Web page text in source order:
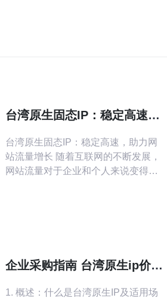
台湾原生固态IP：稳定高速，
台湾原生固态IP：稳定高速，助力网
站流量增长 随着互联网的不断发展，
网站流量对于企业和个人来说变得越
助力网站流量增长。 台湾原生固态IP
是指在台湾境内拥有独立的
企业采购指南 台湾原生ip价格
1. 概述：什么是台湾原生IP及适用场